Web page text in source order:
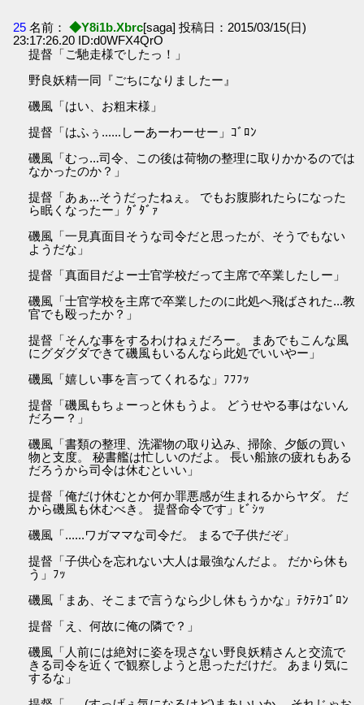
25 名前： ◆Y8i1b.Xbrc[saga] 投稿日：2015/03/15(日)
23:17:26.20 ID:d0WFX4QrO
提督「ご馳走様でしたっ！」
野良妖精一同『ごちになりましたー』
磯風「はい、お粗末様」
提督「はふぅ......しーあーわーせー」ｺﾞﾛﾝ
磯風「むっ...司令、この後は荷物の整理に取りかかるのでは
なかったのか？」
提督「あぁ...そうだったねぇ。 でもお腹膨れたらになった
ら眠くなったー」ｸﾞﾀﾞｧ
磯風「一見真面目そうな司令だと思ったが、そうでもない
ようだな」
提督「真面目だよー士官学校だって主席で卒業したしー」
磯風「士官学校を主席で卒業したのに此処へ飛ばされた...教
官でも殴ったか？」
提督「そんな事をするわけねぇだろー。 まあでもこんな風
にグダグダできて磯風もいるんなら此処でいいやー」
磯風「嬉しい事を言ってくれるな」ﾌﾌﾌｯ
提督「磯風もちょーっと休もうよ。 どうせやる事はないん
だろー？」
磯風「書類の整理、洗濯物の取り込み、掃除、夕飯の買い
物と支度。 秘書艦は忙しいのだよ。 長い船旅の疲れもある
だろうから司令は休むといい」
提督「俺だけ休むとか何か罪悪感が生まれるからヤダ。 だ
から磯風も休むべき。 提督命令です」ﾋﾞｼｯ
磯風「......ワガママな司令だ。 まるで子供だぞ」
提督「子供心を忘れない大人は最強なんだよ。 だから休も
う」ﾌｯ
磯風「まあ、そこまで言うなら少し休もうかな」ﾃｸﾃｸｺﾞﾛﾝ
提督「え、何故に俺の隣で？」
磯風「人前には絶対に姿を現さない野良妖精さんと交流で
きる司令を近くで観察しようと思っただけだ。 あまり気に
するな」